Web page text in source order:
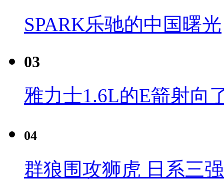
SPARK乐驰的中国曙光
03
雅力士1.6L的E箭射向
04
群狼围攻狮虎 日系三